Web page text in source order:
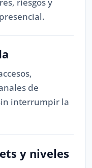
riesgos y
de
interrumpir la
y niveles